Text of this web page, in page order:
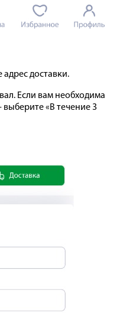
адрес доставки.
Если вам необходима
выберите «В течение 3